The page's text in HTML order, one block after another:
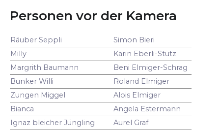
Personen vor der Kamera
Räuber Seppli
Simon Bieri
Milly
Karin Eberli-Stutz
Margrith Baumann
Beni Elmiger-Schrag
Bunker Willi
Roland Elmiger
Zungen Miggel
Alois Elmiger
Bianca
Angela Estermann
Ignaz bleicher Jüngling
Aurel Graf